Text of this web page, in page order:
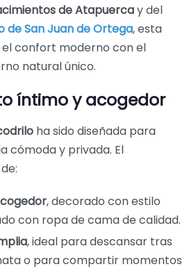
de Atapuercay del
de San Juan de Ortega, esta
confort moderno con el
natural único.
íntimo y acogedor
ha sido diseñada para
cómoda y privada. El
, decorado con estilo
con ropa de cama de calidad.
, ideal para descansar tras
o para compartir momentos